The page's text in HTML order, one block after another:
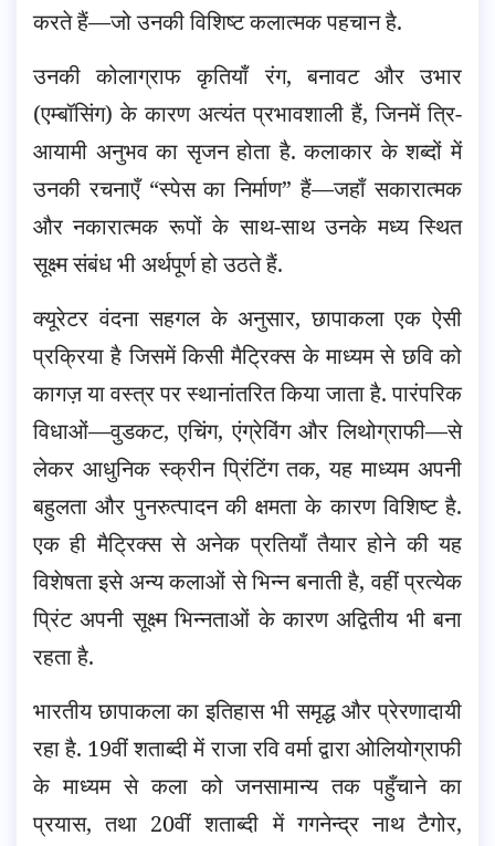
करते हैं—जो उनकी विशिष्ट कलात्मक पहचान है.
उनकी कोलाग्राफ कृतियाँ रंग, बनावट और उभार
(एम्बॉसिंग) के कारण अत्यंत प्रभावशाली हैं, जिनमें त्रि-
आयामी अनुभव का सृजन होता है. कलाकार के शब्दों में
उनकी रचनाएँ “स्पेस का निर्माण” हैं—जहाँ सकारात्मक
और नकारात्मक रूपों के साथ-साथ उनके मध्य स्थित
सूक्ष्म संबंध भी अर्थपूर्ण हो उठते हैं.
क्यूरेटर वंदना सहगल के अनुसार, छापाकला एक ऐसी
प्रक्रिया है जिसमें किसी मैट्रिक्स के माध्यम से छवि को
कागज़ या वस्त्र पर स्थानांतरित किया जाता है. पारंपरिक
विधाओं—वुडकट, एचिंग, एंग्रेविंग और लिथोग्राफी—से
लेकर आधुनिक स्क्रीन प्रिंटिंग तक, यह माध्यम अपनी
बहुलता और पुनरुत्पादन की क्षमता के कारण विशिष्ट है.
एक ही मैट्रिक्स से अनेक प्रतियाँ तैयार होने की यह
विशेषता इसे अन्य कलाओं से भिन्न बनाती है, वहीं प्रत्येक
प्रिंट अपनी सूक्ष्म भिन्नताओं के कारण अद्वितीय भी बना
रहता है.
भारतीय छापाकला का इतिहास भी समृद्ध और प्रेरणादायी
रहा है. 19वीं शताब्दी में राजा रवि वर्मा द्वारा ओलियोग्राफी
के माध्यम से कला को जनसामान्य तक पहुँचाने का
प्रयास, तथा 20वीं शताब्दी में गगनेन्द्र नाथ टैगोर,